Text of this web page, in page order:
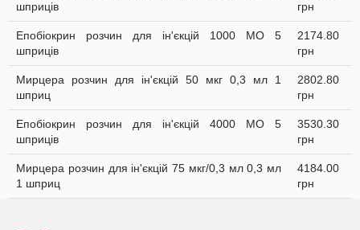
шприців
грн
Епобіокрин розчин для ін'єкцій 1000 МО 5
шприців
2174.80
грн
Мирцера розчин для ін'єкцій 50 мкг 0,3 мл 1
шприц
2802.80
грн
Епобіокрин розчин для ін'єкцій 4000 МО 5
шприців
3530.30
грн
Мирцера розчин для ін'єкцій 75 мкг/0,3 мл 0,3 мл
1 шприц
4184.00
грн